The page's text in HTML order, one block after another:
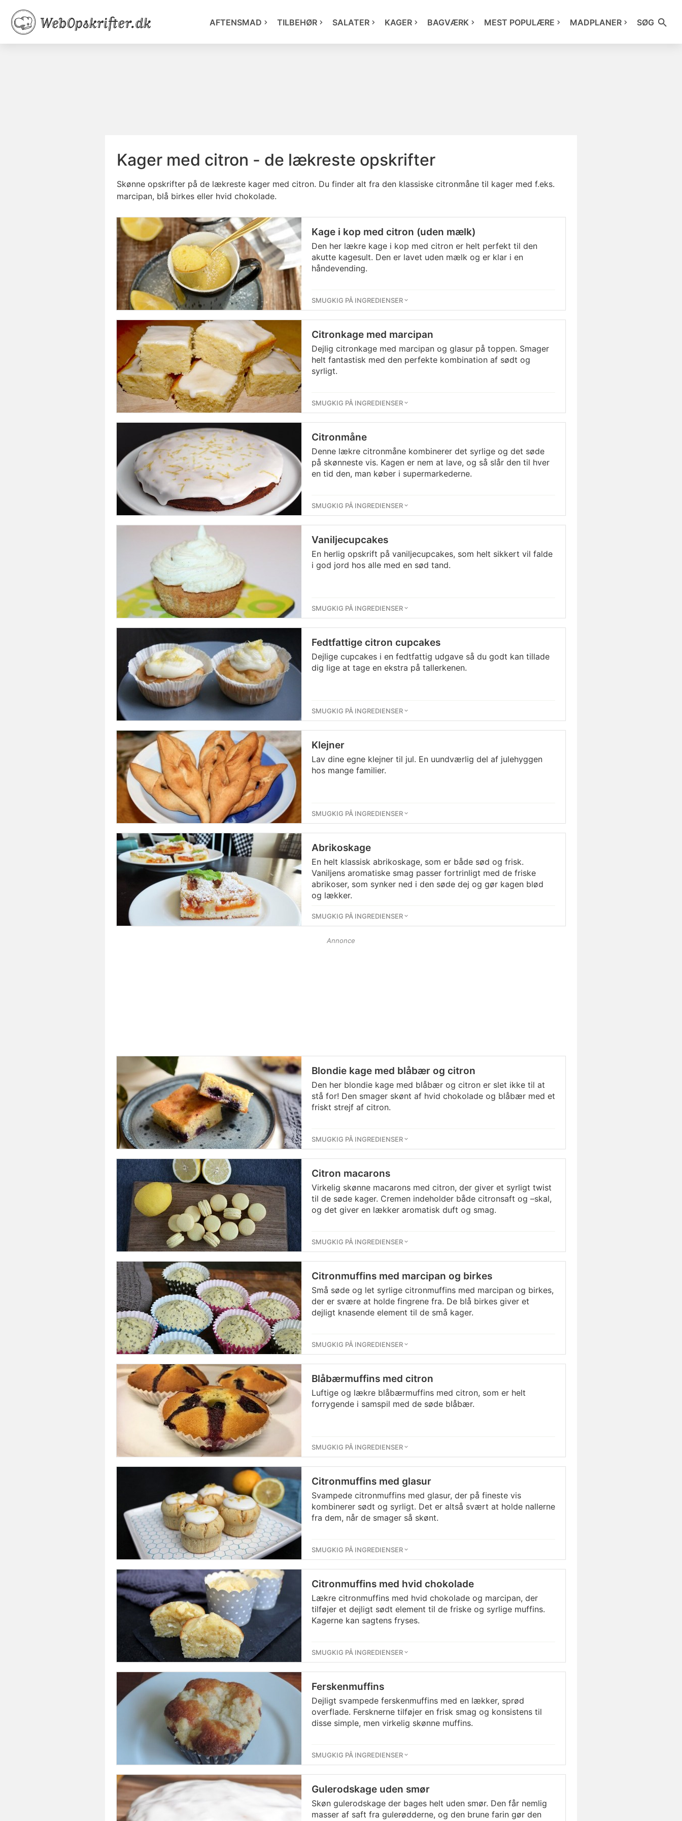
AFTENSMAD TILBEHØR SALATER KAGER BAGVÆRK MEST POPULÆRE MADPLANER SØG
Kager med citron - de lækreste opskrifter
Skønne opskrifter på de lækreste kager med citron. Du finder alt fra den klassiske citronmåne til kager med f.eks.
marcipan, blå birkes eller hvid chokolade.
Kage i kop med citron (uden mælk)
Den her lækre kage i kop med citron er helt perfekt til den
akutte kagesult. Den er lavet uden mælk og er klar i en
håndevending.
SMUGKIG PÅ INGREDIENSER
Citronkage med marcipan
Dejlig citronkage med marcipan og glasur på toppen. Smager
helt fantastisk med den perfekte kombination af sødt og
syrligt.
SMUGKIG PÅ INGREDIENSER
Citronmåne
Denne lækre citronmåne kombinerer det syrlige og det søde
på skønneste vis. Kagen er nem at lave, og så slår den til hver
en tid den, man køber i supermarkederne.
SMUGKIG PÅ INGREDIENSER
Vaniljecupcakes
En herlig opskrift på vaniljecupcakes, som helt sikkert vil falde
i god jord hos alle med en sød tand.
SMUGKIG PÅ INGREDIENSER
Fedtfattige citron cupcakes
Dejlige cupcakes i en fedtfattig udgave så du godt kan tillade
dig lige at tage en ekstra på tallerkenen.
SMUGKIG PÅ INGREDIENSER
Klejner
Lav dine egne klejner til jul. En uundværlig del af julehyggen
hos mange familier.
SMUGKIG PÅ INGREDIENSER
Abrikoskage
En helt klassisk abrikoskage, som er både sød og frisk.
Vaniljens aromatiske smag passer fortrinligt med de friske
abrikoser, som synker ned i den søde dej og gør kagen blød
og lækker.
SMUGKIG PÅ INGREDIENSER
Annonce
Blondie kage med blåbær og citron
Den her blondie kage med blåbær og citron er slet ikke til at
stå for! Den smager skønt af hvid chokolade og blåbær med et
friskt strejf af citron.
SMUGKIG PÅ INGREDIENSER
Citron macarons
Virkelig skønne macarons med citron, der giver et syrligt twist
til de søde kager. Cremen indeholder både citronsaft og –skal,
og det giver en lækker aromatisk duft og smag.
SMUGKIG PÅ INGREDIENSER
Citronmuffins med marcipan og birkes
Små søde og let syrlige citronmuffins med marcipan og birkes,
der er svære at holde fingrene fra. De blå birkes giver et
dejligt knasende element til de små kager.
SMUGKIG PÅ INGREDIENSER
Blåbærmuffins med citron
Luftige og lækre blåbærmuffins med citron, som er helt
forrygende i samspil med de søde blåbær.
SMUGKIG PÅ INGREDIENSER
Citronmuffins med glasur
Svampede citronmuffins med glasur, der på fineste vis
kombinerer sødt og syrligt. Det er altså svært at holde nallerne
fra dem, når de smager så skønt.
SMUGKIG PÅ INGREDIENSER
Citronmuffins med hvid chokolade
Lækre citronmuffins med hvid chokolade og marcipan, der
tilføjer et dejligt sødt element til de friske og syrlige muffins.
Kagerne kan sagtens fryses.
SMUGKIG PÅ INGREDIENSER
Ferskenmuffins
Dejligt svampede ferskenmuffins med en lækker, sprød
overflade. Fersknerne tilføjer en frisk smag og konsistens til
disse simple, men virkelig skønne muffins.
SMUGKIG PÅ INGREDIENSER
Gulerodskage uden smør
Skøn gulerodskage der bages helt uden smør. Den får nemlig
masser af saft fra gulerødderne, og den brune farin gør den